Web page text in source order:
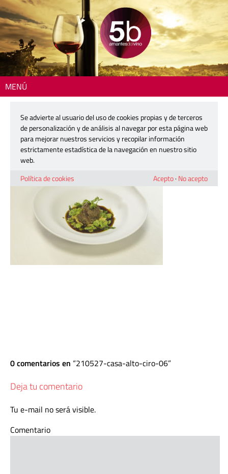
MENÚ
210527-casa-alto-ciro-06
27 mayo, 2021
0 comentarios en 210527-casa-alto-ciro-06
Deja tu comentario
Tu e-mail no será visible.
Comentario
Se advierte al usuario del uso de cookies propias y de terceros
de personalización y de análisis al navegar por esta página web
para mejorar nuestros servicios y recopilar información
estrictamente estadística de la navegación en nuestro sitio
web.
Política de cookies
Acepto· No acepto